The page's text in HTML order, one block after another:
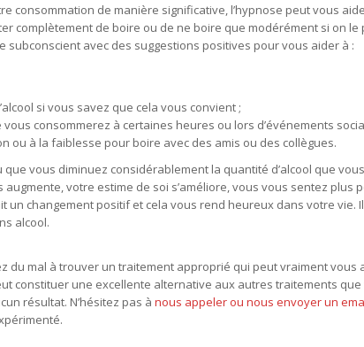
consommation de manière significative, l’hypnose peut vous
complètement de boire ou de ne boire que modérément si on
subconscient avec des suggestions positives pour vous aider à :
si vous savez que cela vous convient ;
consommerez à certaines heures ou lors d’événements
ou à la faiblesse pour boire avec des amis ou des collègues.
vous diminuez considérablement la quantité d’alcool que
votre estime de soi s’améliore, vous vous sentez plus
changement positif et cela vous rend heureux dans votre vie.
alcool.
du mal à trouver un traitement approprié qui peut vraiment vous
constituer une excellente alternative aux autres traitements
résultat. N’hésitez pas à nous appeler ou nous envoyer un